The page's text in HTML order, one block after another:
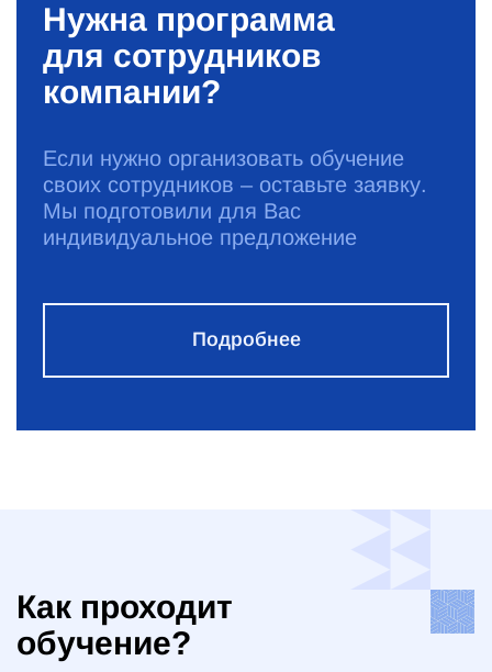
Нужна программа
для сотрудников
компании?
Если нужно организовать обучение
своих сотрудников – оставьте заявку.
Мы подготовили для Вас
индивидуальное предложение
Подробнее
Как проходит
обучение?